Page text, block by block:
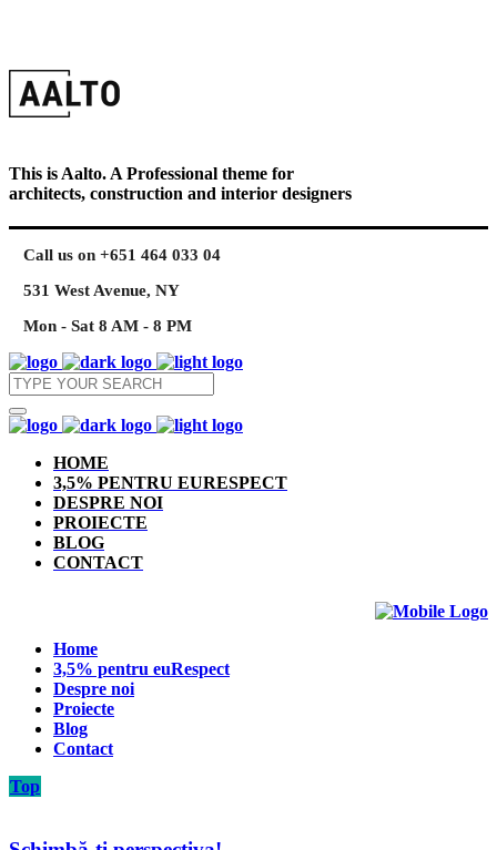
This is Aalto. A Professional theme for
architects, construction and interior designers
Call us on +651 464 033 04
531 West Avenue, NY
Mon - Sat 8 AM - 8 PM
HOME
3,5% PENTRU EURESPECT
DESPRE NOI
PROIECTE
BLOG
CONTACT
Home
3,5% pentru euRespect
Despre noi
Proiecte
Blog
Contact
Top